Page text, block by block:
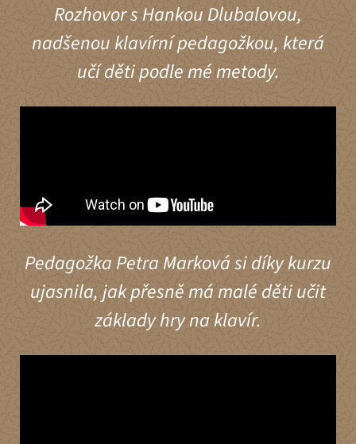
Rozhovor s Hankou Dlubalovou,
nadšenou klavírní pedagožkou, která
učí děti podle mé metody.
Pedagožka Petra Marková si díky kurzu
ujasnila, jak přesně má malé děti učit
základy hry na klavír.